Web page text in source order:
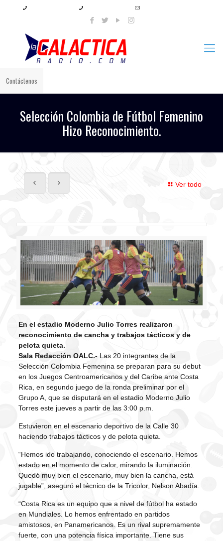
Contáctenos
Selección Colombia de Fútbol Femenino
Hizo Reconocimiento.
Ver todo
En el estadio Moderno Julio Torres realizaron
reconocimiento de cancha y trabajos tácticos y de
pelota quieta.
Sala Redacción OALC.- Las 20 integrantes de la
Selección Colombia Femenina se preparan para su debut
en los Juegos Centroamericanos y del Caribe ante Costa
Rica, en segundo juego de la ronda preliminar por el
Grupo A, que se disputará en el estadio Moderno Julio
Torres este jueves a partir de las 3:00 p.m.
Estuvieron en el escenario deportivo de la Calle 30
haciendo trabajos tácticos y de pelota quieta.
“Hemos ido trabajando, conociendo el escenario. Hemos
estado en el momento de calor, mirando la iluminación.
Quedó muy bien el escenario, muy bien la cancha, está
jugable”, aseguró el técnico de la Tricolor, Nelson Abadía.
“Costa Rica es un equipo que a nivel de fútbol ha estado
en Mundiales. Lo hemos enfrentado en partidos
amistosos, en Panamericanos. Es un rival supremamente
fuerte, con una potencia física importante. Tiene sus